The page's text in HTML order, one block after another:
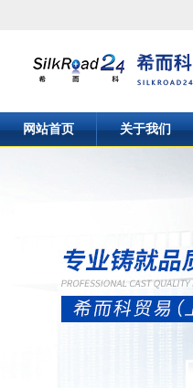
网站首页 关于我们